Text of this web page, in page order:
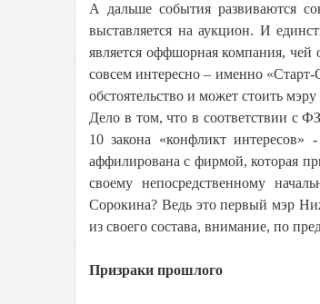
А дальше события развиваются
выставляется на аукцион. И
является оффшорная компания,
совсем интересно – именно
обстоятельство и может стоить
Дело в том, что в соответствии с
10 закона «конфликт интересов»
аффилирована с фирмой, которая
своему непосредственному
Сорокина? Ведь это первый мэр
из своего состава, внимание, по
Призраки прошлого